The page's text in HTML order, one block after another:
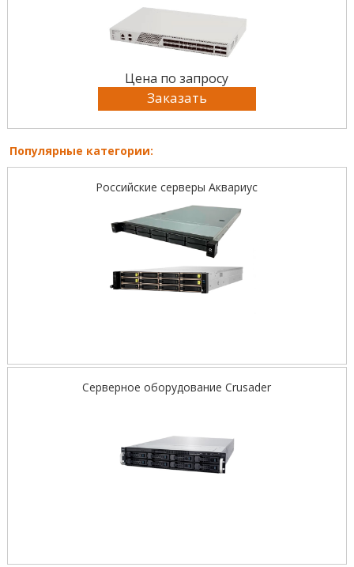
Цена по запросу
Заказать
Популярные категории:
Российские серверы Аквариус
Серверное оборудование Crusader